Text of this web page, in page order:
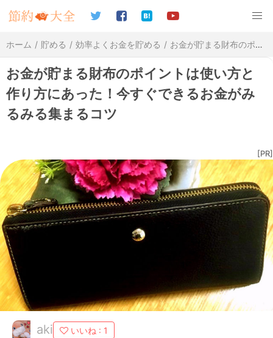
ホーム 貯める 効率よくお金を貯める お金が貯まる財布のポイントは使い方と作り方にあった！今すぐできるお金がみるみる集まるコツ
お金が貯まる財布のポイントは使い方と
作り方にあった！今すぐできるお金がみ
るみる集まるコツ
[PR]
aki いいね : 1